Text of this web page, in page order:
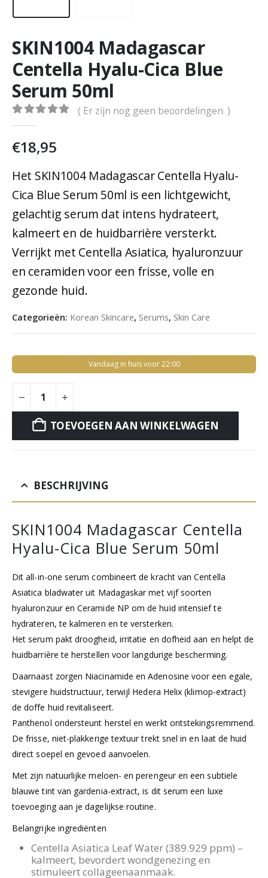
SKIN1004 Madagascar
Centella Hyalu-Cica Blue
Serum 50ml
0out of 5
( Er zijn nog geen beoordelingen. )
€18,95
Het SKIN1004 Madagascar Centella Hyalu-
Cica Blue Serum 50ml is een lichtgewicht,
gelachtig serum dat intens hydrateert,
kalmeert en de huidbarrière versterkt.
Verrijkt met Centella Asiatica, hyaluronzuur
en ceramiden voor een frisse, volle en
gezonde huid.
Categorieën: Korean Skincare, Serums, Skin Care
Vandaag in huis voor 22:00
TOEVOEGEN AAN WINKELWAGEN
BESCHRIJVING
SKIN1004 Madagascar Centella
Hyalu-Cica Blue Serum 50ml
Dit all-in-one serum combineert de kracht van Centella
Asiatica bladwater uit Madagaskar met vijf soorten
hyaluronzuur en Ceramide NP om de huid intensief te
hydrateren, te kalmeren en te versterken.
Het serum pakt droogheid, irritatie en dofheid aan en helpt de
huidbarrière te herstellen voor langdurige bescherming.
Daarnaast zorgen Niacinamide en Adenosine voor een egale,
stevigere huidstructuur, terwijl Hedera Helix (klimop-extract)
de doffe huid revitaliseert.
Panthenol ondersteunt herstel en werkt ontstekingsremmend.
De frisse, niet-plakkerige textuur trekt snel in en laat de huid
direct soepel en gevoed aanvoelen.
Met zijn natuurlijke meloen- en perengeur en een subtiele
blauwe tint van gardenia-extract, is dit serum een luxe
toevoeging aan je dagelijkse routine.
Belangrijke ingrediënten
Centella Asiatica Leaf Water (389.929 ppm) –
kalmeert, bevordert wondgenezing en
stimuleert collageenaanmaak.